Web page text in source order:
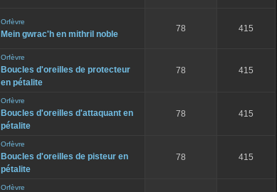
Orfèvre
Mein gwrac'h en mithril noble
78 415
Orfèvre
Boucles d'oreilles de protecteur
en pétalite
78 415
Orfèvre
Boucles d'oreilles d'attaquant en
pétalite
78 415
Orfèvre
Boucles d'oreilles de pisteur en
pétalite
78 415
Orfèvre